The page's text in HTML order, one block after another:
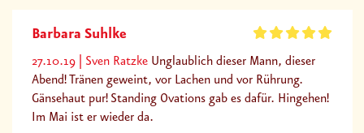
Barbara Suhlke
27.10.19 Sven Ratzke Unglaublich dieser Mann, dieser
Abend! Tränen geweint, vor Lachen und vor Rührung.
Gänsehaut pur! Standing Ovations gab es dafür. Hingehen!
Im Mai ist er wieder da.